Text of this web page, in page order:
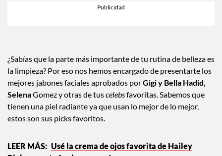
¿Sabías que la parte más importante de tu rutina de belleza es
la limpieza? Por eso nos hemos encargado de presentarte los
mejores jabones faciales aprobados porGigi y Bella Hadid,
SelenaGomez y otras de tuscelebsfavoritas. Sabemos que
tienen una piel radiante ya que usan lo mejor de lo mejor,
estos son sus picks favoritos.
Usé la crema de ojos favorita de Hailey